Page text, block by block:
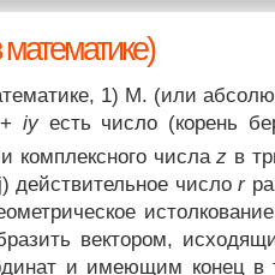
1) М. (или
iy есть число (корень
комплексного числаz в
действительное число r
вектором,
и имеющим конец в